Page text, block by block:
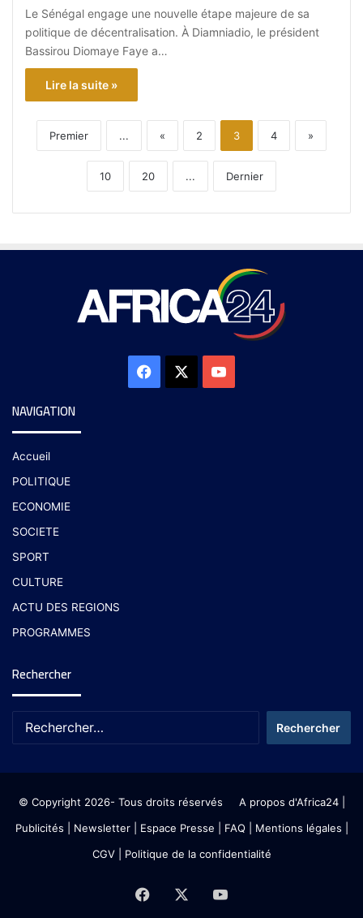
Le Sénégal engage une nouvelle étape majeure de sa
politique de décentralisation. À Diamniadio, le président
Bassirou Diomaye Faye a…
Lire la suite »
Premier ... « 2 3 4 »
10 20 ... Dernier
NAVIGATION
Accueil
POLITIQUE
ECONOMIE
SOCIETE
SPORT
CULTURE
ACTU DES REGIONS
PROGRAMMES
Rechercher
© Copyright 2026- Tous droits réservés A propos d'Africa24|
Publicités
Newsletter| Espace Presse | FAQ | Mentions légales
CGV| Politique de la confidentialité